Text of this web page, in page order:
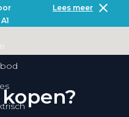
Lees meer